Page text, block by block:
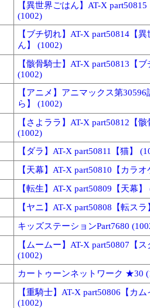
【異世界ごはん】AT-X
(1002)
【ブチ切れ】AT-X part50814【
ん】 (1002)
【骸骨騎士】AT-X part50813【
(1002)
【アニメ】アニマックス第
ら】 (1002)
【さよララ】AT-X part50812【
(1002)
【ダラ】AT-X part50811【猫】
【天幕】AT-X part50810【カラ
【転生】AT-X part50809【天幕】
【ヤニ】AT-X part50808【転ス
キッズステーションPart7680
【ムームー】AT-X part50807【
(1002)
カートゥーンネットワーク ★30
【重騎士】AT-X part50806【カ
(1002)